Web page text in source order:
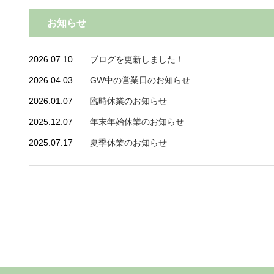
お知らせ
2026.07.10 ブログを更新しました！
2026.04.03 GW中の営業日のお知らせ
2026.01.07 臨時休業のお知らせ
2025.12.07 年末年始休業のお知らせ
2025.07.17 夏季休業のお知らせ